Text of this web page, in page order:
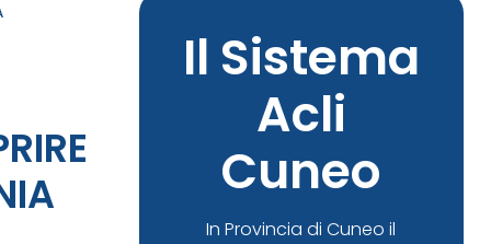
Il Sistema
Acli
Cuneo
In Provincia di Cuneo il